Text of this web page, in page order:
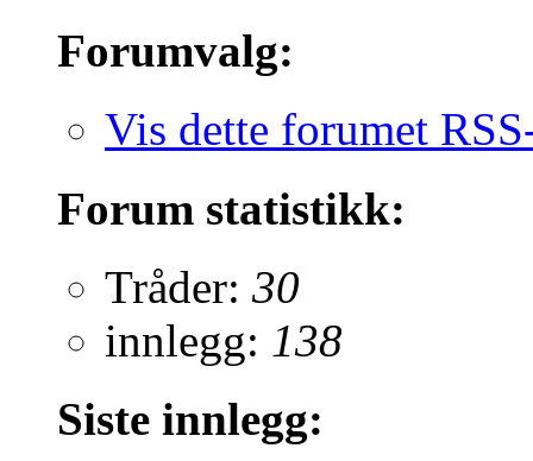
Forumvalg:
Vis dette forumet
Forum statistikk:
Tråder: 30
innlegg: 138
Siste innlegg: